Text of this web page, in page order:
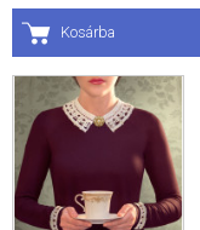
Kosárba